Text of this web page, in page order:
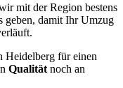
mit der Region bestens
geben, damit Ihr Umzug
Heidelberg für einen
Qualität noch an